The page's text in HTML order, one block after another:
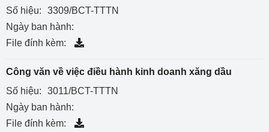
Số hiệu:
3309/BCT-TTTN
Ngày ban hành:
File đính kèm:
Công văn về việc điều hành kinh doanh xăng dầu
Số hiệu:
3011/BCT-TTTN
Ngày ban hành:
File đính kèm: